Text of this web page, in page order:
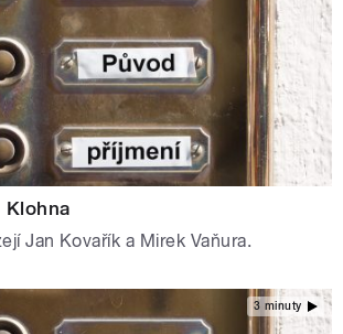
Klohna
Jan Kovařík a Mirek Vaňura.
3 minuty